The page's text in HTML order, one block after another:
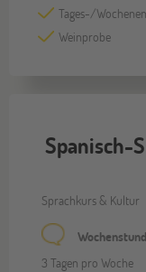
Tages-/
Weinprobe
Spanisch-
Sprachkurs & Kultur
3 Tagen pro Woche